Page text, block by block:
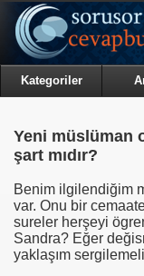
Kategoriler
Yeni müslüman
şart mıdır?
Benim ilgilendiğim
var. Onu bir
sureler herşeyi
Sandra? Eğer
yaklaşım